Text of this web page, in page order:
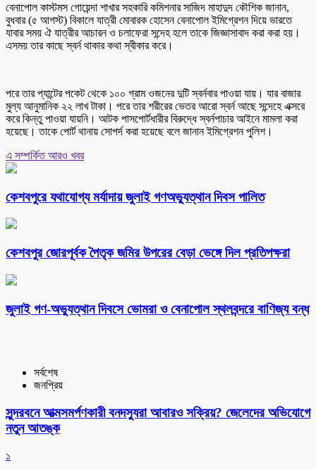
বেনাপোল কাস্টমস গোয়েন্দা শাখার সহকারি কমিশনার সাজিদ মাহাদুদ কৌশিক জানান,
বুধবার (৫ আগস্ট) বিকালে যাত্রী মোবারক হোসেন বেনাপোল ইমিগ্রেশন দিয়ে ভারতে
যাবার সময় ঐ যাত্রীর আচারন ও চলাফেরা সন্দেহ হলে তাকে জিজ্ঞাসাবাদ করা করা হয়।
এসময় তার কাছে স্বর্ন থাকার কথা স্বীকার করে।
পরে তার প্যান্টের পকেট থেকে ১০০ গ্রাম ওজনের দুটি স্বর্নবার পাওয়া যায়। যার বাজার
মুল্য আনুমানিক ২২ লাখ টাকা। পরে তার শরীরের ভেতর আরো স্বর্ন আছে সন্দেহে এক্সরে
করে কিন্তু পাওয়া যায়নি। আটক পাসপোর্টধারীর বিরুদ্ধে স্বর্নপাচার আইনে মামলা করা
হয়েছে। তাকে পোর্ট থানায় সোপর্দ করা হয়েছে বলে জানান ইমিগ্রেশন পুলিশ।
এ সম্পর্কিত আরও খবর
কেশবপুরে যথাযোগ্য মর্যাদায় জুলাই গণঅভ্যুত্থান দিবস পালিত
কেশবপুর জোরপূর্বক পৈতৃক জমির উপরের বেড়া ভেঙ্গে দিল প্রতিপক্ষরা
‎জুলাই গণ-অভ্যুত্থান দিবসে ভোমরা ও বেনাপোল স্থলবন্দরে বাণিজ্য বন্ধ
সর্বশেষ
জনপ্রিয়
সুন্দরবনে আত্মসমর্পণকারী বনদস্যুরা আবারও সক্রিয়? জেলেদের অভিযোগে
নতুন আতঙ্ক
১